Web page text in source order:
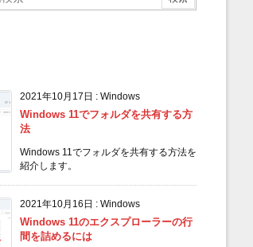
2021年10月17日 : Windows
Windows 11でフォルダを共有する方
法
Windows 11でフォルダを共有する方法を
紹介します。
2021年10月16日 : Windows
Windows 11のエクスプローラーの行
間を詰めるには